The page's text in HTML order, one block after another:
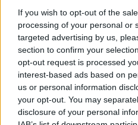
If you wish to opt-out of the
processing of your personal or
targeted advertising by us,
section to confirm your
opt-out request is processed
interest-based ads based on
us or personal information
your opt-out. You may
disclosure of your personal
Dagadt boka
Napallergia
Fülgyulladás
Összes Kezelés
Életmódváltás
Kutatás